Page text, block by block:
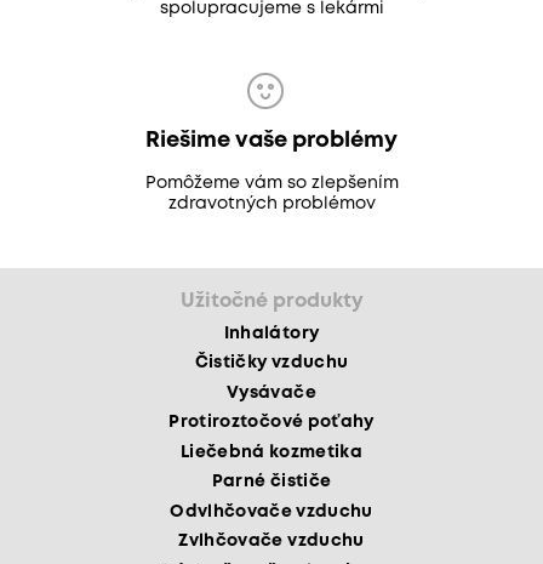
spolupracujeme s lekármi
Riešime vaše problémy
Pomôžeme vám so zlepšením
zdravotných problémov
Užitočné produkty
Inhalátory
Čističky vzduchu
Vysávače
Protiroztočové poťahy
Liečebná kozmetika
Parné čističe
Odvlhčovače vzduchu
Zvlhčovače vzduchu